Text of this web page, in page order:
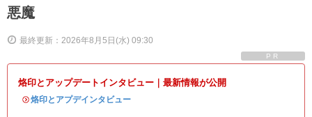
悪魔
最終更新：2026年8月5日(水) 09:30
PR
烙印とアップデートインタビュー｜最新情報が公開
・烙印とアプデインタビュー